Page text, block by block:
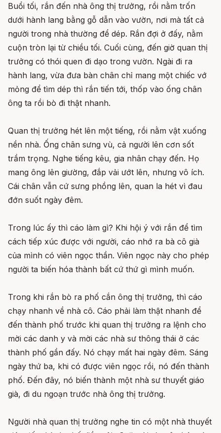
Buổi tối, rắn đến nhà ông thị trưởng, rồi nằm trốn
dưới hành lang bằng gỗ dẫn vào vườn, nơi mà tất cả
người trong nhà thường để dép. Rắn đợi ở đấy, nằm
cuộn tròn lại từ chiều tối. Cuối cùng, đến giờ quan thị
trưởng có thói quen đi dạo trong vườn. Ngài đi ra
hành lang, vừa đưa bàn chân chỉ mang một chiếc vớ
mỏng để tìm dép thì rắn tiến tới, thốp vào ống chân
ông ta rồi bò đi thật nhanh.
Quan thị trưởng hét lên một tiếng, rồi nằm vật xuống
nền nhà. Ống chân sưng vù, cả người lên cơn sốt
trầm trọng. Nghe tiếng kêu, gia nhân chạy đến. Họ
mang ông lên giường, đắp vải ướt lên, nhưng vô ích.
Cái chân vẫn cứ sưng phồng lên, quan la hét vì đau
đớn suốt ngày đêm.
Trong lúc ấy thì cáo làm gì? Khi hội ý với rắn để tìm
cách tiếp xúc được với người, cáo nhớ ra bà cô già
của mình có viên ngọc thần. Viên ngọc này cho phép
người ta biến hóa thành bất cứ thứ gì mình muốn.
Trong khi rắn bò ra phố cắn ông thị trưởng, thì cáo
chạy nhanh về nhà cô. Cáo phải làm thật nhanh để
đến thành phố trước khi quan thị trưởng ra lệnh cho
mời các danh y và mời các nhà sư thông thái ở các
thành phố gần đấy. Nó chạy mất hai ngày đêm. Sáng
ngày thứ ba, khi có được viên ngọc rồi, nó đến thành
phố. Đến đây, nó biến thành một nhà sư thuyết giáo
già, đi du ngoạn trước nhà ông thị trưởng.
Người nhà quan thị trưởng nghe tin có một nhà thuyết